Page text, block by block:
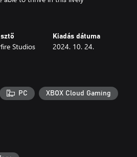
Studios
Kiadás dátuma
2024. 10. 24.
PC XBOX Cloud Gaming